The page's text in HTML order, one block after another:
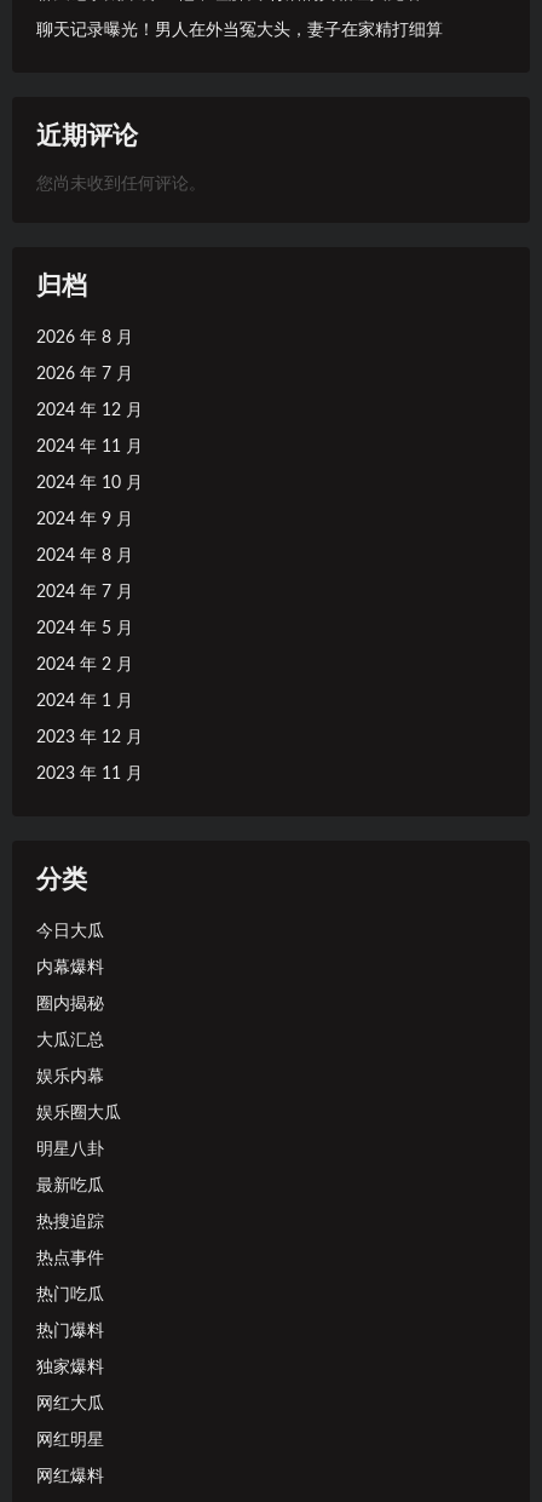
聊天记录曝光！男人在外当冤大头，妻子在家精打细算
近期评论
您尚未收到任何评论。
归档
2026 年 8 月
2026 年 7 月
2024 年 12 月
2024 年 11 月
2024 年 10 月
2024 年 9 月
2024 年 8 月
2024 年 7 月
2024 年 5 月
2024 年 2 月
2024 年 1 月
2023 年 12 月
2023 年 11 月
分类
今日大瓜
内幕爆料
圈内揭秘
大瓜汇总
娱乐内幕
娱乐圈大瓜
明星八卦
最新吃瓜
热搜追踪
热点事件
热门吃瓜
热门爆料
独家爆料
网红大瓜
网红明星
网红爆料